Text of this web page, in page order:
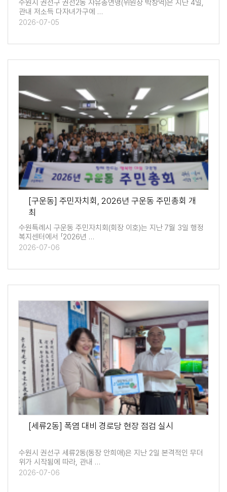
수원시 권선구 권선2동 자유총연맹(위원장 박창억)은 지난 4일,
관내 저소득 다자녀가구에 …
2026-07-05
[구운동] 주민자치회, 2026년 구운동 주민총회 개
최
수원특례시 구운동 주민자치회(회장 이호)는 지난 7월 3일 행정
복지센터에서 「2026년 …
2026-07-06
[세류2동] 폭염 대비 경로당 현장 점검 실시
수원시 권선구 세류2동(동장 안희애)은 지난 2일 본격적인 무더
위가 시작됨에 따라, 관내 …
2026-07-06